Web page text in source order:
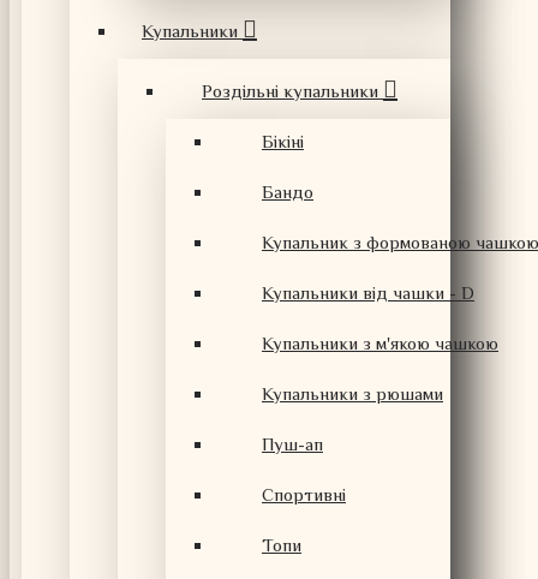
Купальники
Роздільні купальники
Бікіні
Бандо
Купальник з формованою чашкою
Купальники від чашки - D
Купальники з м'якою чашкою
Купальники з рюшами
Пуш-ап
Спортивні
Топи